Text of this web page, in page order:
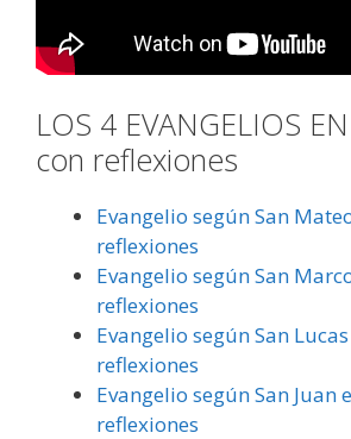
LOS 4 EVANGELIOS
con reflexiones
Evangelio según San
reflexiones
Evangelio según San
reflexiones
Evangelio según San
reflexiones
Evangelio según San Juan
reflexiones